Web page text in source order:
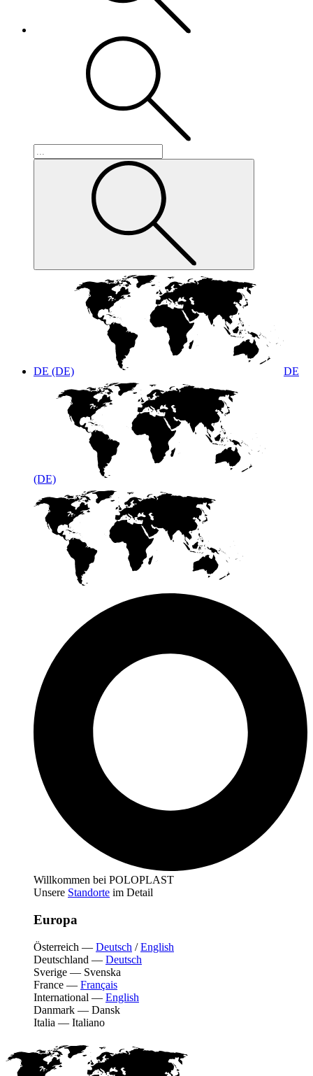
DE (DE) DE
(DE)
Willkommen bei POLOPLAST
Unsere Standorte im Detail
Europa
Österreich — Deutsch /English
Deutschland — Deutsch
Sverige — Svenska
France — Français
International — English
Danmark — Dansk
Italia — Italiano